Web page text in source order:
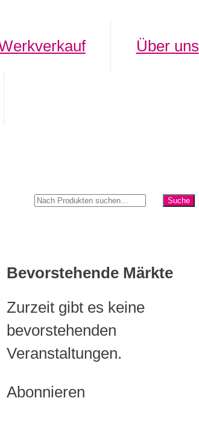
Über uns
Bevorstehende Märkte
Zurzeit gibt es keine
bevorstehenden
Veranstaltungen.
Abonnieren